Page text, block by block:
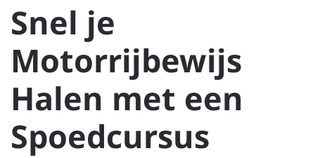
Snel je
Motorrijbewijs
Halen met een
Spoedcursus